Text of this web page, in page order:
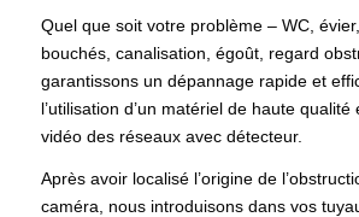
Quel que soit votre problème – WC,
bouchés, canalisation, égoût, regard
garantissons un dépannage rapide et
l’utilisation d’un matériel de haute qualité
vidéo des réseaux avec détecteur.
Après avoir localisé l’origine de
caméra, nous introduisons dans vos